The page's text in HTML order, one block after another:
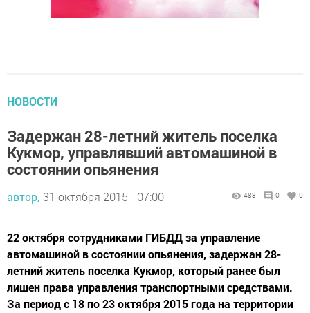
НОВОСТИ
Задержан 28-летний житель поселка
Кукмор, управлявший автомашиной в
состоянии опьянения
автор, 31 октября 2015 - 07:00 488 0 0
22 октября сотрудниками ГИБДД за управление
автомашиной в состоянии опьянения, задержан 28-
летний житель поселка Кукмор, который ранее был
лишен права управления транспортными средствами.
За период с 18 по 23 октября 2015 года на территории